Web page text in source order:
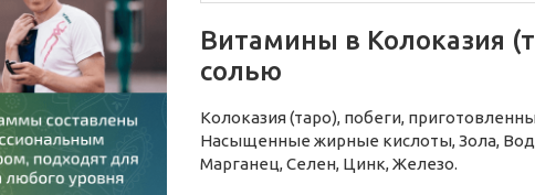
Витамины в Колоказия
солью
Колоказия (таро), побеги,
Насыщенные жирные кислоты, Зола,
Марганец, Селен, Цинк, Железо.